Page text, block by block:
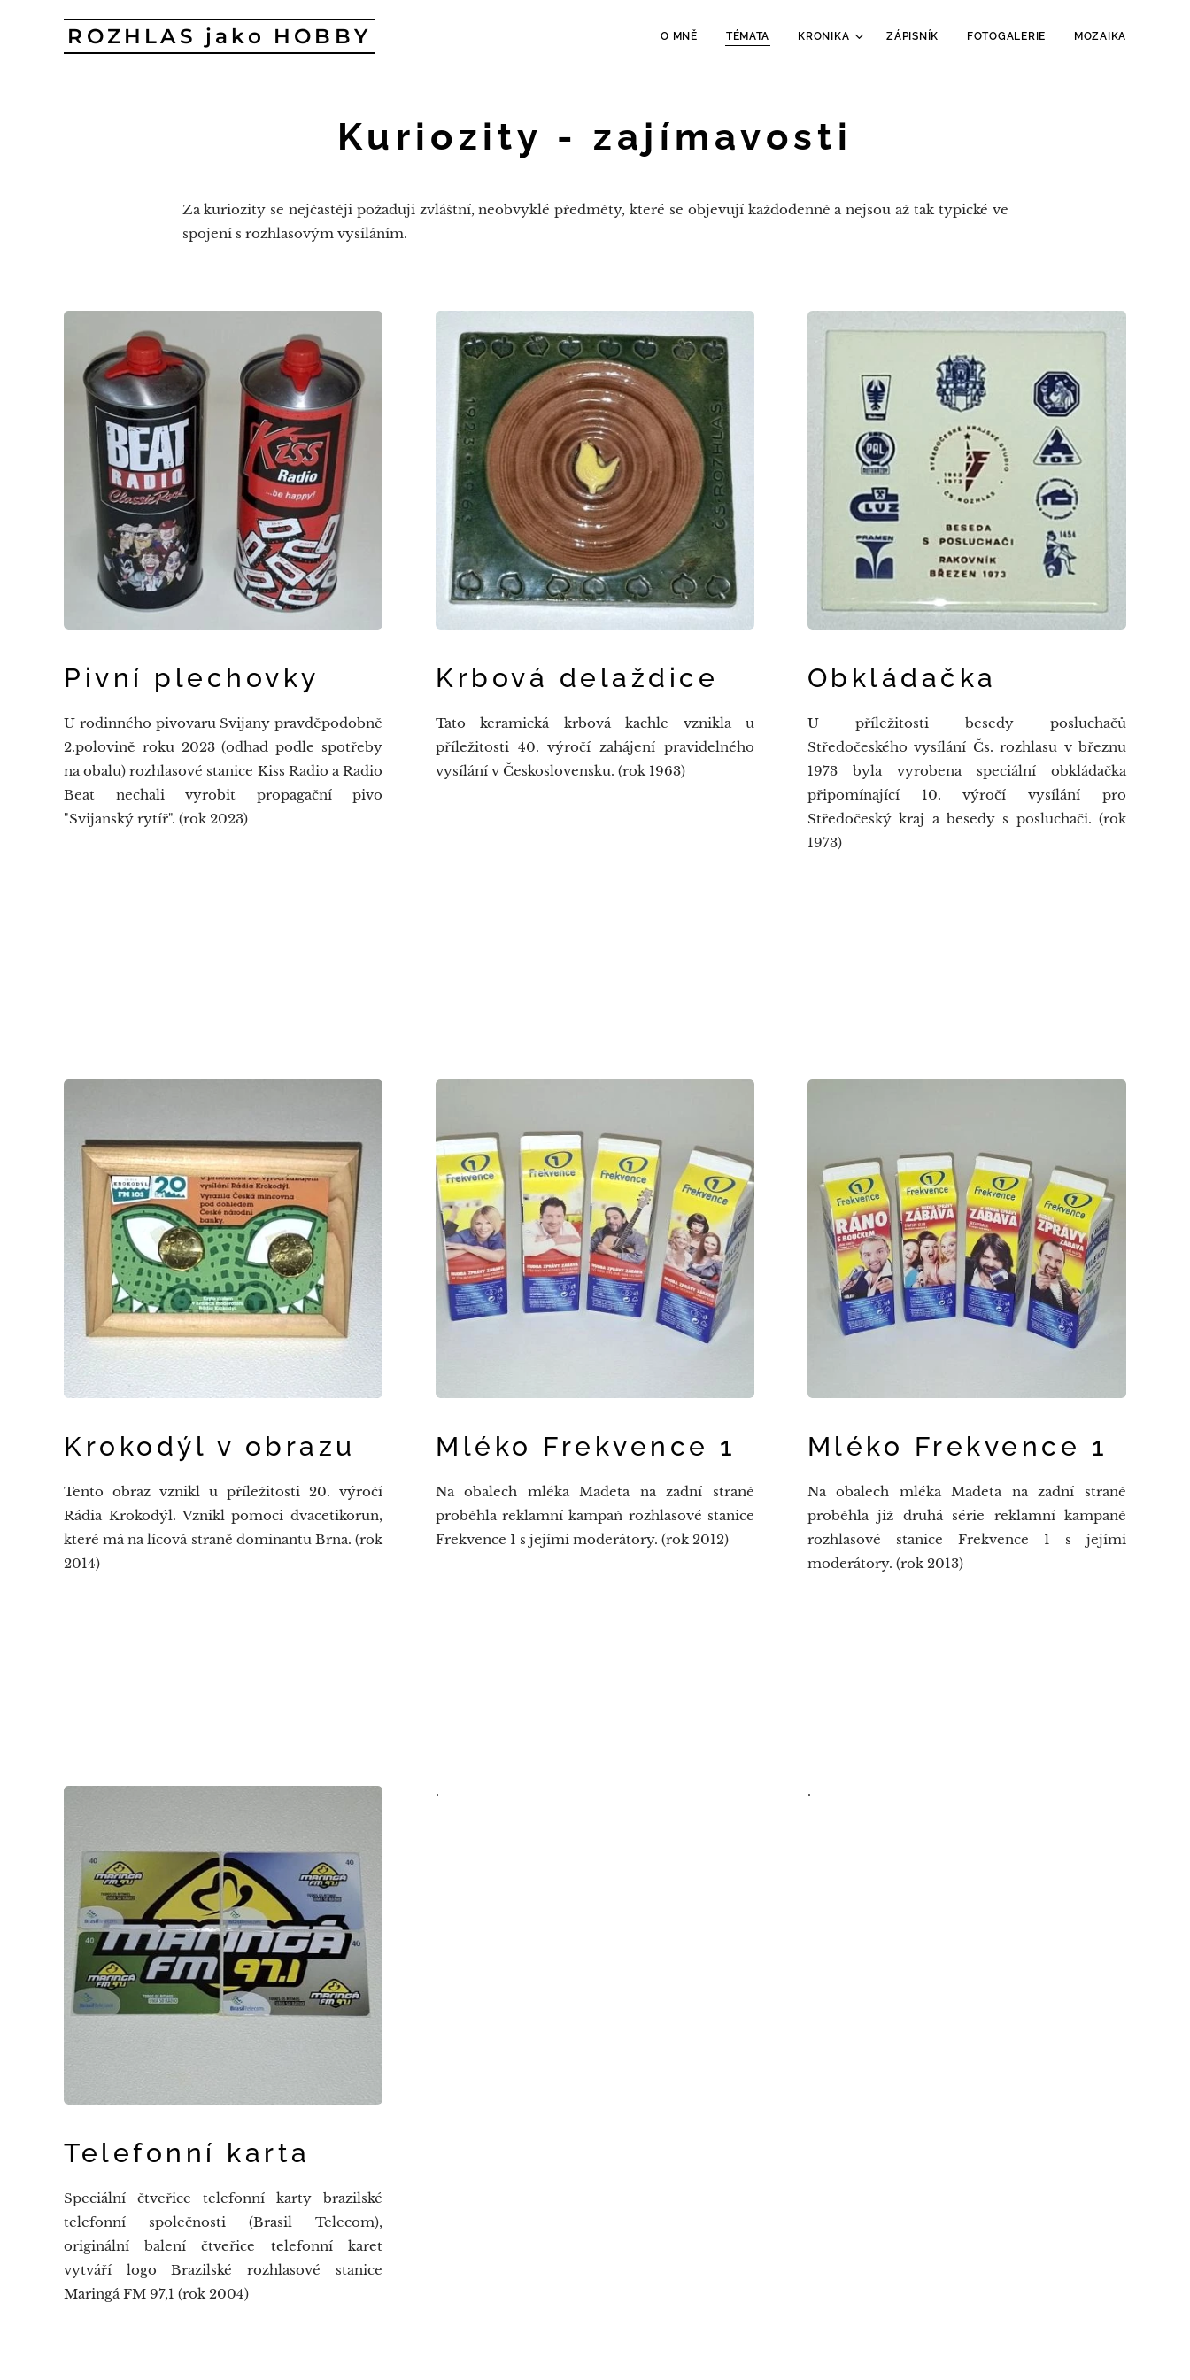
ROZHLAS jako HOBBY O MNĚ TÉMATA KRONIKA ZÁPISNÍK FOTOGALERIE MOZAIKA
Kuriozity - zajímavosti
Za kuriozity se nejčastěji požaduji zvláštní, neobvyklé předměty, které se objevují každodenně a nejsou až tak typické ve
spojení s rozhlasovým vysíláním.
Pivní plechovky
U rodinného pivovaru Svijany pravděpodobně
2.polovině roku 2023 (odhad podle spotřeby
na obalu) rozhlasové stanice Kiss Radio a Radio
Beat nechali vyrobit propagační pivo
"Svijanský rytíř". (rok 2023)
Krbová delaždice
Tato keramická krbová kachle vznikla u
příležitosti 40. výročí zahájení pravidelného
vysílání v Československu. (rok 1963)
Obkládačka
U příležitosti besedy posluchačů
Středočeského vysílání Čs. rozhlasu v březnu
1973 byla vyrobena speciální obkládačka
připomínající 10. výročí vysílání pro
Středočeský kraj a besedy s posluchači. (rok
1973)
Krokodýl v obrazu
Tento obraz vznikl u příležitosti 20. výročí
Rádia Krokodýl. Vznikl pomoci dvacetikorun,
které má na lícová straně dominantu Brna. (rok
2014)
Mléko Frekvence 1
Na obalech mléka Madeta na zadní straně
proběhla reklamní kampaň rozhlasové stanice
Frekvence 1 s jejími moderátory. (rok 2012)
Mléko Frekvence 1
Na obalech mléka Madeta na zadní straně
proběhla již druhá série reklamní kampaně
rozhlasové stanice Frekvence 1 s jejími
moderátory. (rok 2013)
Telefonní karta
Speciální čtveřice telefonní karty brazilské
telefonní společnosti (Brasil Telecom),
originální balení čtveřice telefonní karet
vytváří logo Brazilské rozhlasové stanice
Maringá FM 97,1 (rok 2004)
. .